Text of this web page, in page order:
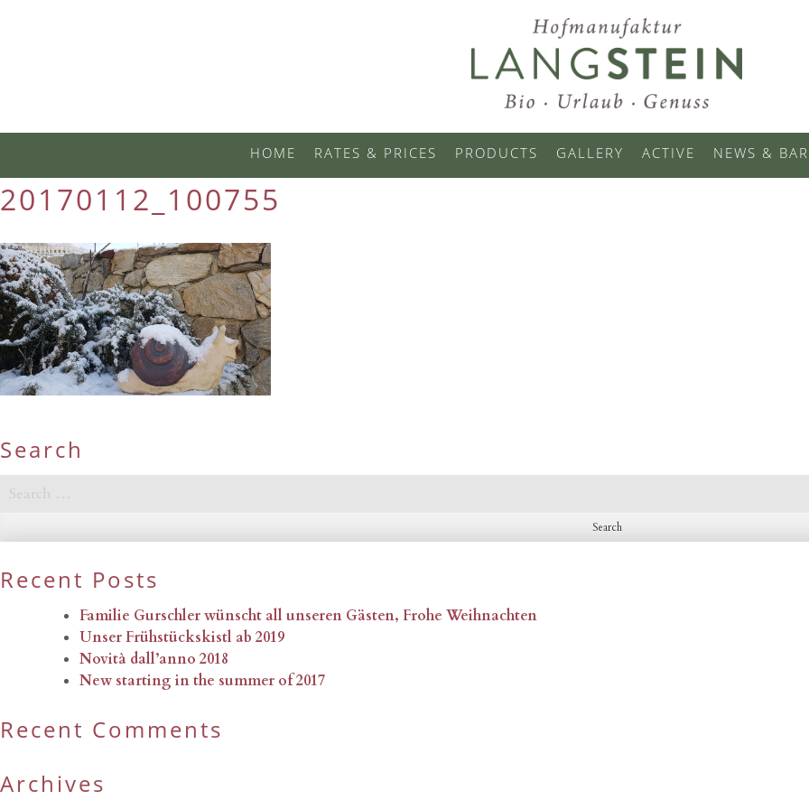
HOME RATES & PRICES PRODUCTS GALLERY ACTIVE NEWS &
20170112_100755
Search
Search
Recent Posts
Familie Gurschler wünscht all unseren Gästen, Frohe Weihnachten
Unser Frühstückskistl ab 2019
Novità dall’anno 2018
New starting in the summer of 2017
Recent Comments
Archives